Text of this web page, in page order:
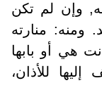
وإن لم تكن
ومنه: منارته
هي أو بابها
للأذان،